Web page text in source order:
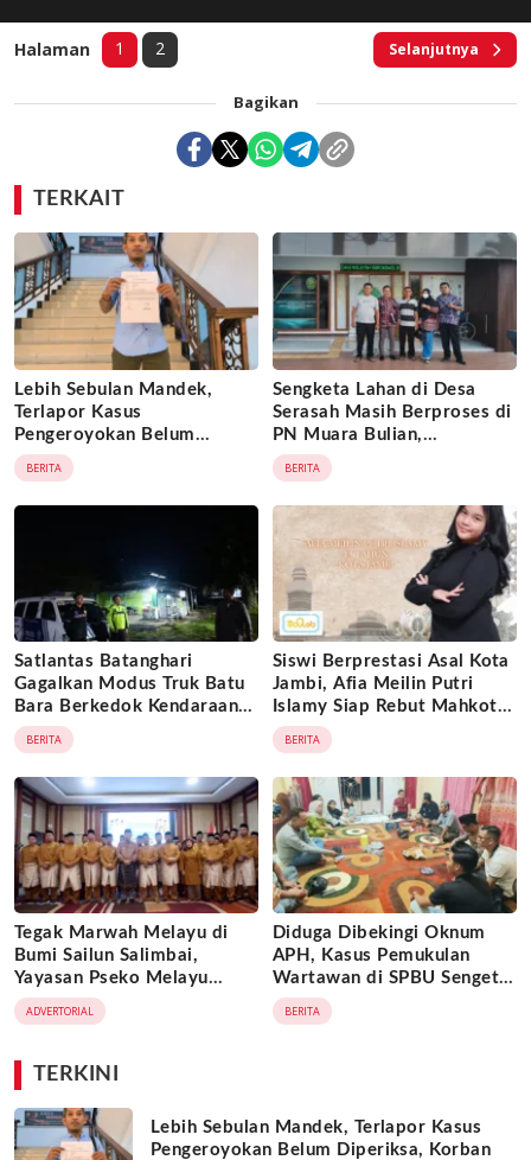
Halaman 1 2 Selanjutnya
Bagikan
TERKAIT
Lebih Sebulan Mandek,
Terlapor Kasus
Pengeroyokan Belum
Diperiksa, Korban Adukan
Penyidik ke Wasidik Polda
Jambi
BERITA
Sengketa Lahan di Desa
Serasah Masih Berproses di
PN Muara Bulian,
Penggugat Minta Kepastian
Hukum atas Kepemilikan
Objek Tanah
BERITA
Satlantas Batanghari
Gagalkan Modus Truk Batu
Bara Berkedok Kendaraan
Ekspedisi, Celah
Pengawasan Diduga
Dimanfaatkan Oknum
BERITA
Siswi Berprestasi Asal Kota
Jambi, Afia Meilin Putri
Islamy Siap Rebut Mahkota
Putri Jambi 2026
BERITA
Tegak Marwah Melayu di
Bumi Sailun Salimbai,
Yayasan Pseko Melayu
Jambi Resmi Dikukuhkan:
Satukan Adat, Jaga Warisan
ADVERTORIAL
Diduga Dibekingi Oknum
APH, Kasus Pemukulan
Wartawan di SPBU Sengeti
Tuai Sorotan
BERITA
TERKINI
Lebih Sebulan Mandek, Terlapor Kasus
Pengeroyokan Belum Diperiksa, Korban